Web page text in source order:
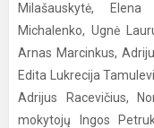
Milašauskytė,
Michalenko, Ugnė
Arnas Marcinkus,
Edita Lukrecija
Adrijus Racevičius,
mokytojų Ingos